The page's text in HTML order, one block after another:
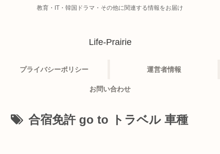
教育・IT・韓国ドラマ・その他に関連する情報をお届け
Life-Prairie
プライバシーポリシー 運営者情報
お問い合わせ
合宿免許 go to トラベル 車種